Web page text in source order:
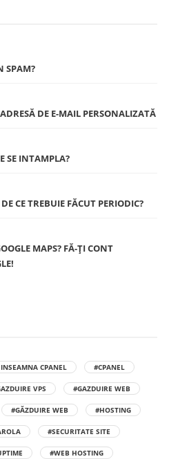
SPAM?
DE E-MAIL PERSONALIZATĂ
SE INTAMPLA?
CE TREBUIE FĂCUT PERIODIC?
MAPS? FĂ-ȚI CONT
CPANEL #CPANEL
VPS #GAZDUIRE WEB
#GĂZDUIRE WEB #HOSTING
#SECURITATE SITE
#WEB HOSTING